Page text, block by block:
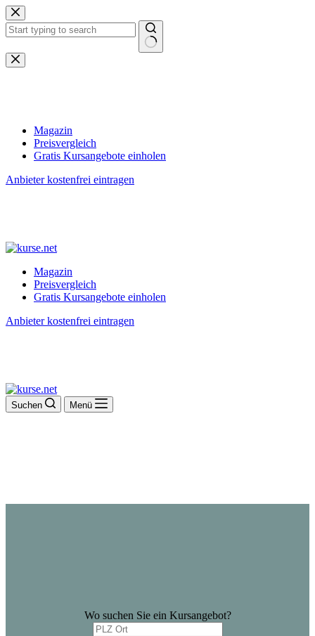
Zum
Inhalt
springen
Keine
Ergebnisse
Magazin
Preisvergleich
Gratis Kursangebote einholen
Anbieter kostenfrei eintragen
Magazin
Preisvergleich
Gratis Kursangebote einholen
Anbieter kostenfrei eintragen
Suchen Menü
Wo suchen Sie ein Kursangebot?